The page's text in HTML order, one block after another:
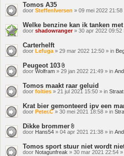
Tomos A35
door SteffenIversen » 09 mei 2022 21:58
Welke benzine kan ik tanken
door shadowranger» 30 apr 2022 09:52
Carterhelft
door Lefuga » 29 mar 2022 12:50 » in
Peugeot 103
Bijlage(n)
door Wolfram » 29 jan 2022 21:49 » in
Tomos maakt raar geluid
door folties » 21 jul 2021 15:50 » in
Krat bier gemonteerd ipv een
door Peter.C» 30 mei 2021 18:58 » in
Dikke brommer
Bijlage(n)
door Hans54 » 04 apr 2021 21:38 » in
Tomos sport stuur niet wordt
door Notagunfreak » 30 mar 2021 22:54 »